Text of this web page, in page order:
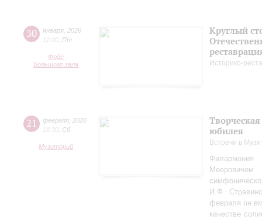
30 января 2026
Пт
Фойе
Большого зала
Круглый
Историко-
21 февраля 2026
18:30
Сб
Музиторий
юбилея
Встречи в
Мееровичем
И.Ф.
февраля он
качестве